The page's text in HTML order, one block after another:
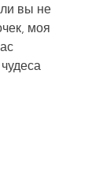
вы не
моя